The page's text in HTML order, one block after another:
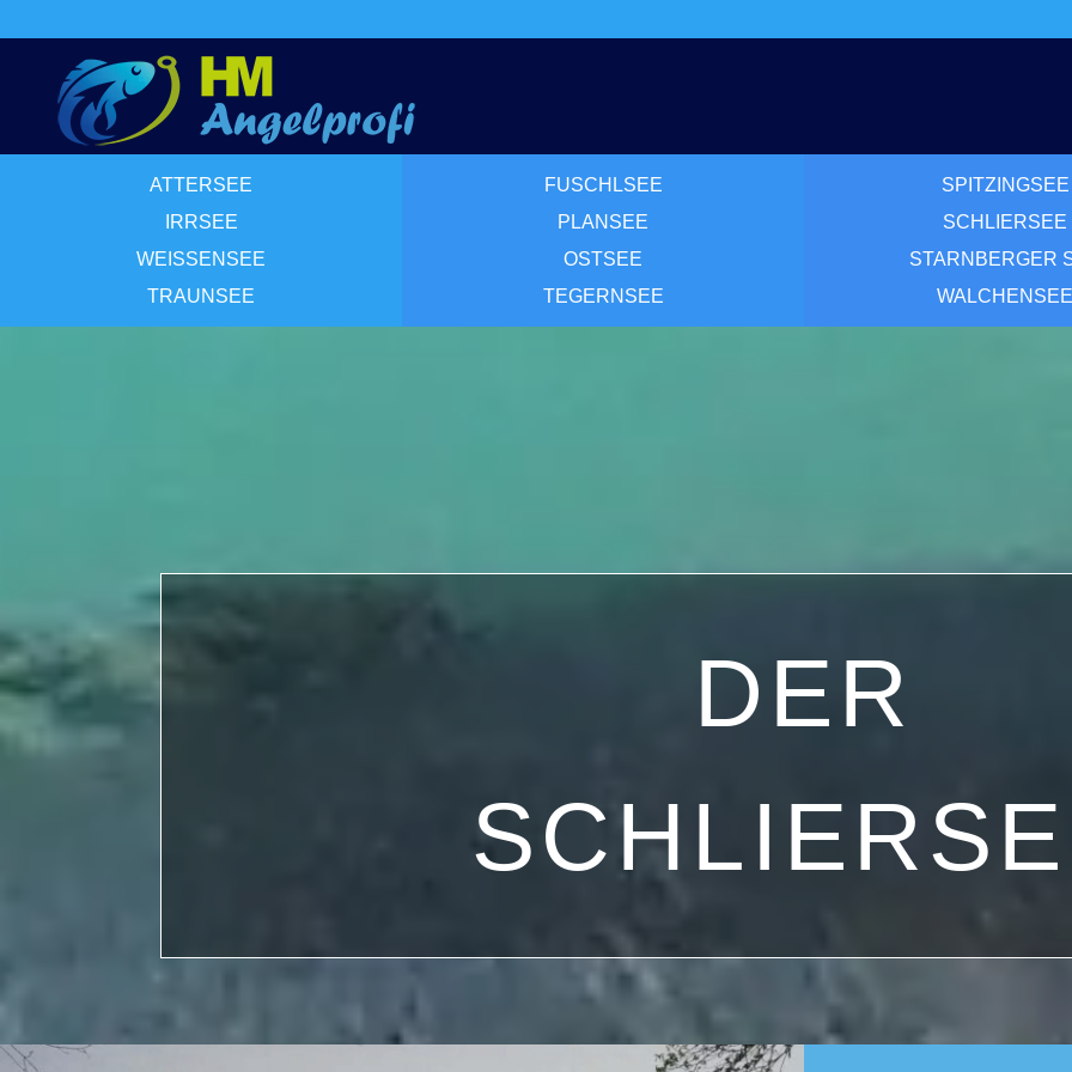
ATTERSEE
IRRSEE
WEISSENSEE
TRAUNSEE
FUSCHLSEE
PLANSEE
OSTSEE
TEGERNSEE
SPITZINGSEE
SCHLIERSEE
STARNBERGER
WALCHENSEE
DER